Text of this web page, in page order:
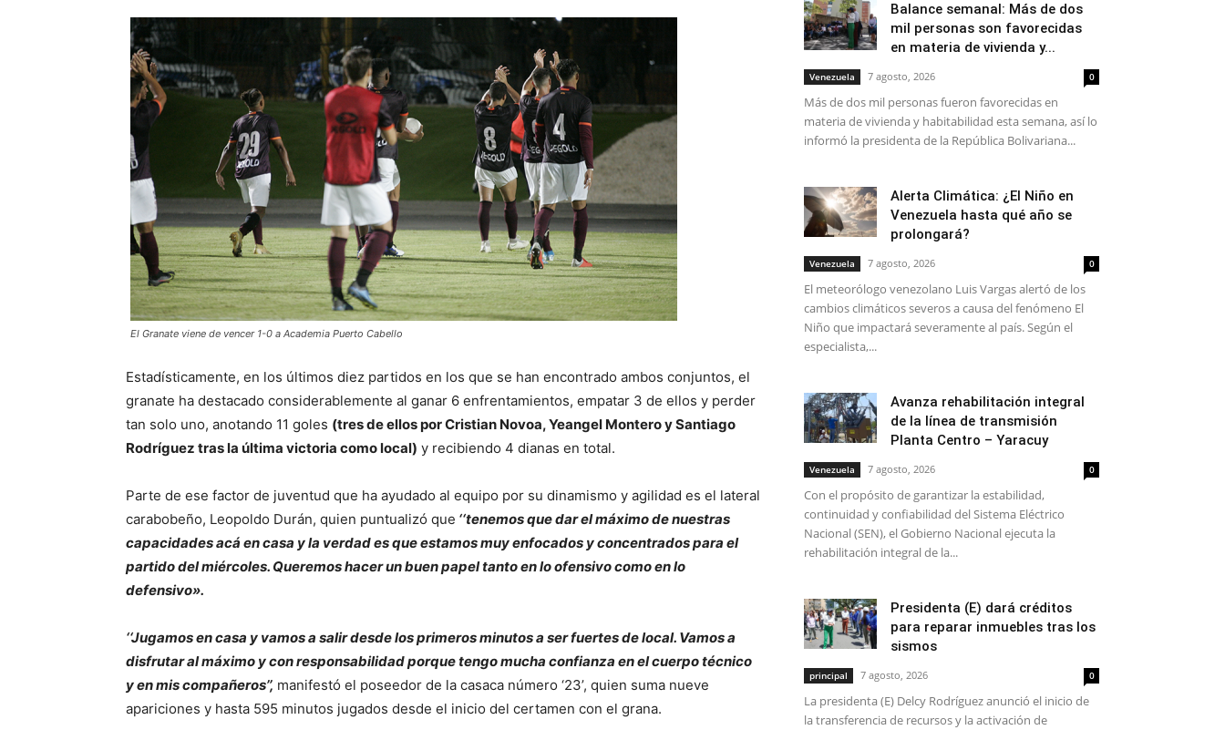
El Granate viene de vencer 1-0 a Academia Puerto Cabello
Estadísticamente, en los últimos diez partidos en los que se han encontrado ambos conjuntos, el
granate ha destacado considerablemente al ganar 6 enfrentamientos, empatar 3 de ellos y perder
tan solo uno, anotando 11 goles (tres de ellos por Cristian Novoa, Yeangel Montero y Santiago
Rodríguez tras la última victoria como local) y recibiendo 4 dianas en total.
Parte de ese factor de juventud que ha ayudado al equipo por su dinamismo y agilidad es el lateral
carabobeño, Leopoldo Durán, quien puntualizó que ‘‘tenemos que dar el máximo de nuestras
capacidades acá en casa y la verdad es que estamos muy enfocados y concentrados para el
partido del miércoles. Queremos hacer un buen papel tanto en lo ofensivo como en lo
defensivo».
‘‘Jugamos en casa y vamos a salir desde los primeros minutos a ser fuertes de local. Vamos a
disfrutar al máximo y con responsabilidad porque tengo mucha confianza en el cuerpo técnico
y en mis compañeros’’, manifestó el poseedor de la casaca número ‘23’, quien suma nueve
apariciones y hasta 595 minutos jugados desde el inicio del certamen con el grana.
Balance semanal: Más de dos
mil personas son favorecidas
en materia de vivienda y...
Venezuela 7 agosto, 2026 0
Más de dos mil personas fueron favorecidas en
materia de vivienda y habitabilidad esta semana, así lo
informó la presidenta de la República Bolivariana...
Alerta Climática: ¿El Niño en
Venezuela hasta qué año se
prolongará?
Venezuela 7 agosto, 2026 0
El meteorólogo venezolano Luis Vargas alertó de los
cambios climáticos severos a causa del fenómeno El
Niño que impactará severamente al país. Según el
especialista,...
Avanza rehabilitación integral
de la línea de transmisión
Planta Centro – Yaracuy
Venezuela 7 agosto, 2026 0
Con el propósito de garantizar la estabilidad,
continuidad y confiabilidad del Sistema Eléctrico
Nacional (SEN), el Gobierno Nacional ejecuta la
rehabilitación integral de la...
Presidenta (E) dará créditos
para reparar inmuebles tras los
sismos
principal 7 agosto, 2026 0
La presidenta (E) Delcy Rodríguez anunció el inicio de
la transferencia de recursos y la activación de